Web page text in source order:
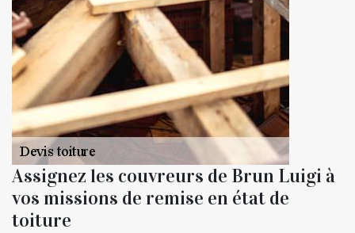
Assignez les couvreurs de Brun Luigi à
vos missions de remise en état de
toiture